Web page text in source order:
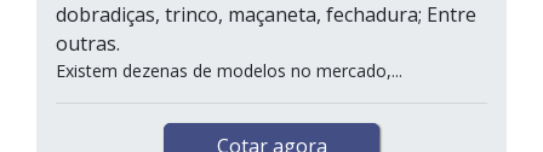
dobradiças, trinco, maçaneta, fechadura; Entre
outras.
Existem dezenas de modelos no mercado,...
Cotar agora